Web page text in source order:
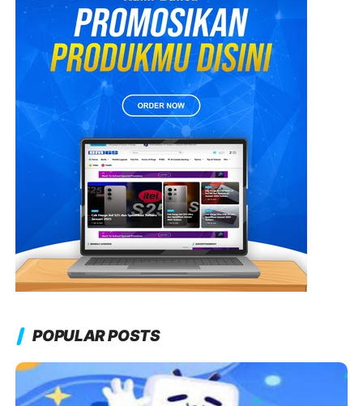
POPULAR POSTS